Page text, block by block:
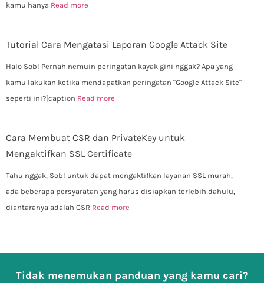
kamu hanya Read more
Tutorial Cara Mengatasi Laporan Google Attack Site
Halo Sob! Pernah nemuin peringatan kayak gini nggak? Apa yang
kamu lakukan ketika mendapatkan peringatan "Google Attack Site"
seperti ini?[caption Read more
Cara Membuat CSR dan PrivateKey untuk
Mengaktifkan SSL Certificate
Tahu nggak, Sob! untuk dapat mengaktifkan layanan SSL murah,
ada beberapa persyaratan yang harus disiapkan terlebih dahulu,
diantaranya adalah CSR Read more
Tidak menemukan panduan yang kamu cari?